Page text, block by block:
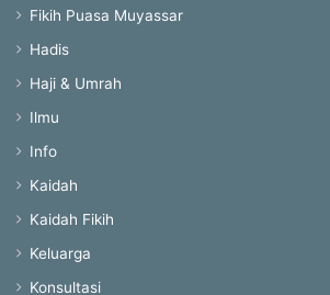
Fikih Puasa Muyassar
Hadis
Haji & Umrah
Ilmu
Info
Kaidah
Kaidah Fikih
Keluarga
Konsultasi